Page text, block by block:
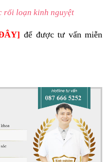
rối loạn kinh nguyệt
để được tư vấn miễn